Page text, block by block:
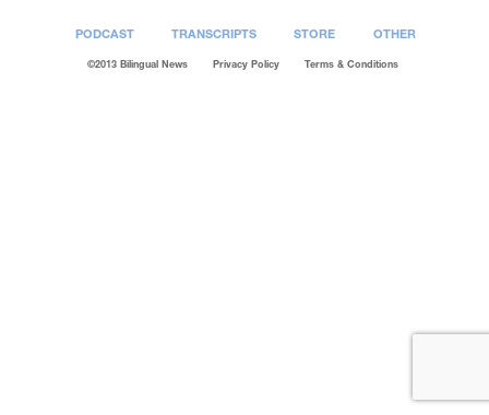
PODCAST TRANSCRIPTS STORE OTHER
©2013 Bilingual News Privacy Policy Terms & Conditions